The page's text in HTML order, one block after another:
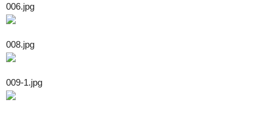
006.jpg
008.jpg
009-1.jpg